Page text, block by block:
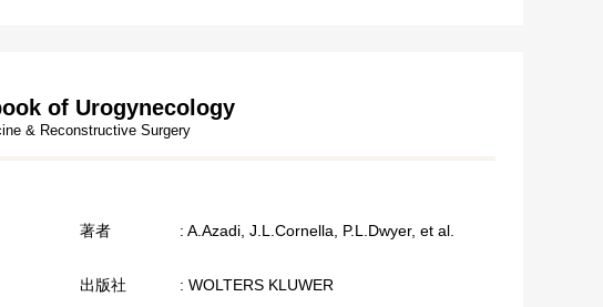
of Urogynecology
& Reconstructive Surgery
著者 : A.Azadi, J.L.Cornella, P.L.Dwyer, et al.
出版社 : WOLTERS KLUWER